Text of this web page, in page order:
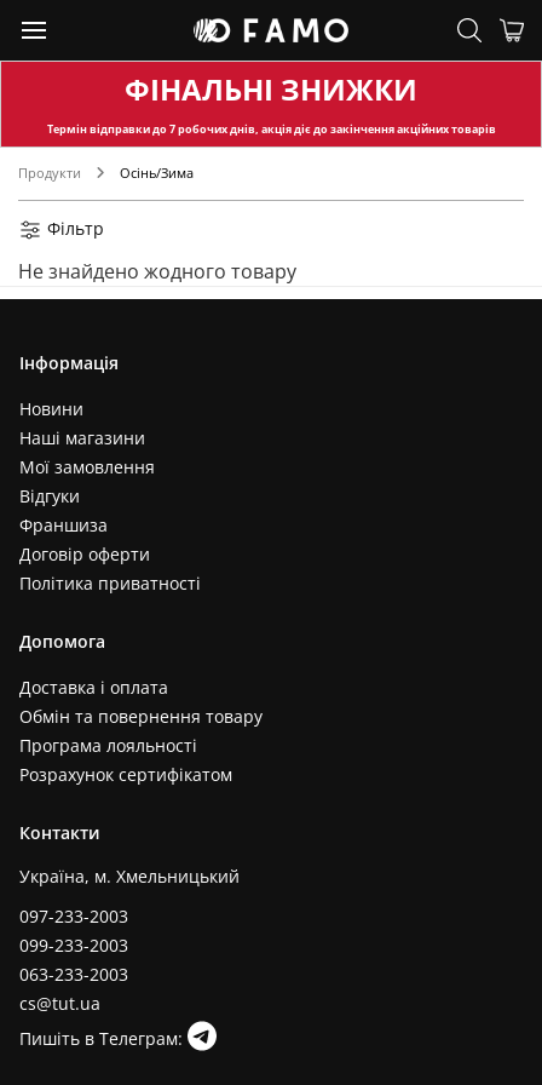
ФІНАЛЬНІ ЗНИЖКИ
Термін відправкидо 7 робочих днів, акція діє до закінчення акційних товарів
Продукти Осінь/Зима
Фільтр
Не знайдено жодного товару
Інформація
Новини
Наші магазини
Мої замовлення
Відгуки
Франшиза
Договір оферти
Політика приватності
Допомога
Доставка і оплата
Обмін та повернення товару
Програма лояльності
Розрахунок сертифікатом
Контакти
Україна, м. Хмельницький
097-233-2003
099-233-2003
063-233-2003
cs@tut.ua
Пишіть в Телеграм: